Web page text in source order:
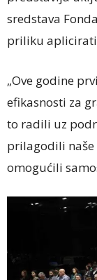
sredstava
priliku aplicirati
„Ove godine
efikasnosti za
to radili uz
prilagodili naše
omogućili